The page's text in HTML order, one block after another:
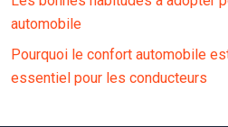
automobile
Pourquoi le confort automobile
essentiel pour les conducteurs